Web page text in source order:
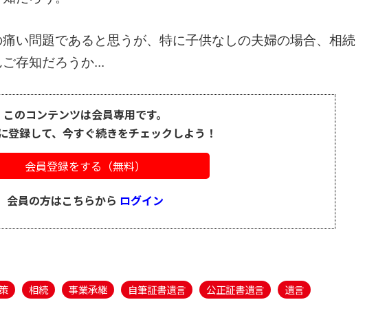
い問題であると思うが、特に子供なしの夫婦の場合、相続
存知だろうか...
このコンテンツは会員専用です。
登録して、今すぐ続きをチェックしよう！
会員登録をする（無料）
会員の方はこちらから ログイン
相続 事業承継 自筆証書遺言 公正証書遺言 遺言